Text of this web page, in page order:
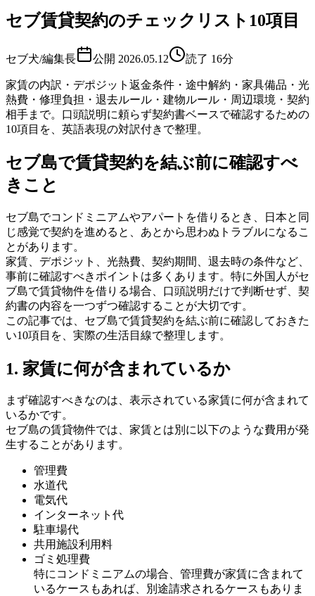
セブ賃貸契約のチェックリスト10項目
セブ犬/編集長 公開 2026.05.12 読了 16分
家賃の内訳・デポジット返金条件・途中解約・家具備品・光
熱費・修理負担・退去ルール・建物ルール・周辺環境・契約
相手まで。口頭説明に頼らず契約書ベースで確認するための
10項目を、英語表現の対訳付きで整理。
セブ島で賃貸契約を結ぶ前に確認すべ
きこと
セブ島でコンドミニアムやアパートを借りるとき、日本と同
じ感覚で契約を進めると、あとから思わぬトラブルになるこ
とがあります。
家賃、デポジット、光熱費、契約期間、退去時の条件など、
事前に確認すべきポイントは多くあります。特に外国人がセ
ブ島で賃貸物件を借りる場合、口頭説明だけで判断せず、契
約書の内容を一つずつ確認することが大切です。
この記事では、セブ島で賃貸契約を結ぶ前に確認しておきた
い10項目を、実際の生活目線で整理します。
1. 家賃に何が含まれているか
まず確認すべきなのは、表示されている家賃に何が含まれて
いるかです。
セブ島の賃貸物件では、家賃とは別に以下のような費用が発
生することがあります。
管理費
水道代
電気代
インターネット代
駐車場代
共用施設利用料
ゴミ処理費
特にコンドミニアムの場合、管理費が家賃に含まれて
いるケースもあれば、別途請求されるケースもありま